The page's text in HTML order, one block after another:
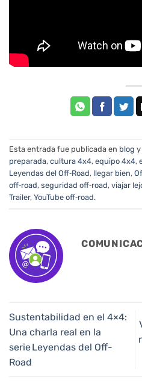
Esta entrada fue publicada en blog
preparada, cultura 4x4, equipo 4x4,
Leyendas del Off‑Road, llegar bien,
off‑road, seguridad off‑road, viajar
Trailer, YouTube off‑road.
Sustentabilidad en el 4×4:
Una charla real en la
serie Leyendas del Off-
Road